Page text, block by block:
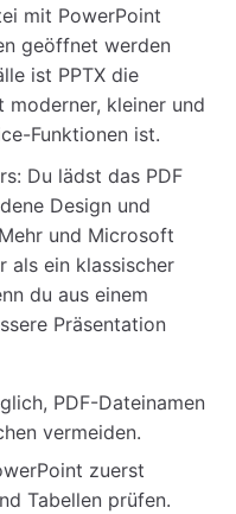
mit PowerPoint
geöffnet werden
ist PPTX die
moderner, kleiner und
Funktionen ist.
Du lädst das PDF
Design und
und Microsoft
als ein klassischer
du aus einem
Präsentation
PDF-Dateinamen
vermeiden.
zuerst
Tabellen prüfen.